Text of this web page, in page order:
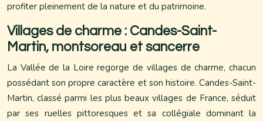
profiter pleinement de la nature et du patrimoine.
Villages de charme : Candes-Saint-
Martin, montsoreau et sancerre
La Vallée de la Loire regorge de villages de charme, chacun
possédant son propre caractère et son histoire. Candes-Saint-
Martin, classé parmi les plus beaux villages de France, séduit
par ses ruelles pittoresques et sa collégiale dominant la